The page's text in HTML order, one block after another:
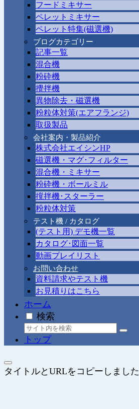
フードミキサー
ペレットミキサー
ペレット特集(磁選機)
ブログカテゴリー
記事一覧
混合機
粉砕機
攪拌機
異物除去・磁選機
粉粒体対策(エアフランジ)
取扱製品
会社案内・製品紹介
株式会社エイシンHP
磁選機・マグ･フィルター
混合機・ミキサー
粉砕機・ボールミル
撹拌機･スターラー
粉粒体対策
テスト機 / カタログ
(テスト用) デモ機一覧
カタログ･図面一覧
動画プレイリスト
お問い合わせ
資料請求やテスト機
お見積りはこちら
ホーム
検索
トップ
タイトルとURLをコピーしました